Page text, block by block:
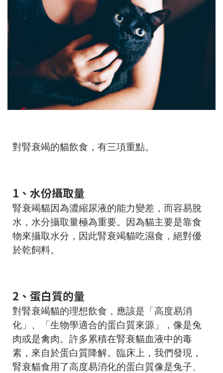
對腎衰竭的貓飲食，有三項重點。
1、水份攝取量
腎衰竭貓因為濃縮尿液的能力變差，而容易脫
水，水分攝取量極為重要。因為貓主要是靠食
物來攝取水分，因此腎衰竭貓吃濕食，絕對優
於乾飼料。
2、蛋白質的量
對腎衰竭貓的理想飲食，應該是「高度易消
化」、「生物學適合的蛋白質來源」，像是兔
肉或是禽肉。許多累積在腎衰貓血液中的毒
素，來自於蛋白質降解。臨床上，我們發現，
腎衰貓食用了高度易消化的蛋白質像是兔子、